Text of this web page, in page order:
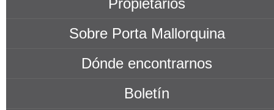
Propietarios
Sobre Porta Mallorquina
Dónde encontrarnos
Boletín